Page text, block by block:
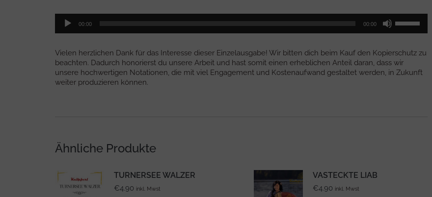
Audio-
Player
00:00 00:00
Hoch/Runter
die
Lautstärke
zu
Vielen herzlichen Dank für das Interesse dieser Einzelausgabe! Wir bitten dich beim Kauf den Kopierschutz zu
beachten. Dadurch honorierst du unsere Arbeit und hast somit einen erheblichen Anteil daran, dass wir
unsere hochwertigen Notationen, die mit viel Engagement und Kostenaufwand gestaltet werden, in Zukunft
weiter produzieren können.
Ähnliche Produkte
TURNERSEE WALZER
€4.90 inkl. Mwst
VASTECKTE LIAB
€4.90 inkl. Mwst